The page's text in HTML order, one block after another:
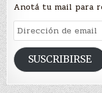
Anotá tu mail para
Dirección
de
emailSUSCRIBIRSE